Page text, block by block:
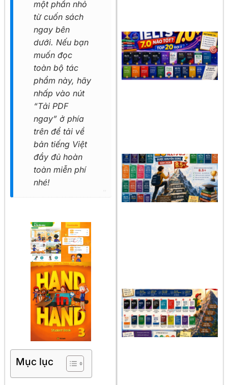
một phần nhỏ
từ cuốn sách
ngay bên
dưới. Nếu bạn
muốn đọc
toàn bộ tác
phẩm này, hãy
nhấp vào nút
“Tải PDF
ngay” ở phía
trên để tải về
bản tiếng Việt
đầy đủ hoàn
toàn miễn phí
nhé!
Mục lục